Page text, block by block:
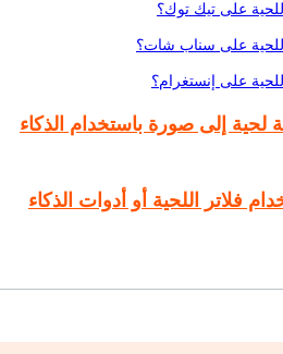
على تيك توك؟
اللحية على سناب شات؟
على إنستغرام؟
إلى صورة باستخدام الذكاء
فلاتر اللحية أو أدوات الذكاء